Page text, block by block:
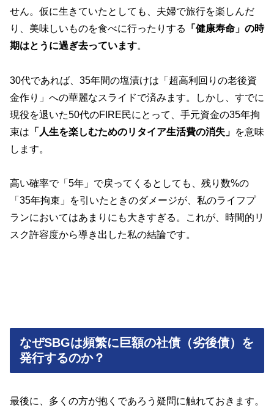
せん。仮に生きていたとしても、夫婦で旅行を楽しんだ
り、美味しいものを食べに行ったりする
「健康寿命」の時
期はとうに過ぎ去っています。
30代であれば、35年間の塩漬けは「超高利回りの老後資
金作り」への華麗なスライドで済みます。しかし、すでに
現役を退いた50代のFIRE民にとって、手元資金の35年拘
束は 「人生を楽しむためのリタイア生活費の消失」 を意味
します。
高い確率で「5年」で戻ってくるとしても、残り数%の
「35年拘束」を引いたときのダメージが、私のライフプ
ランにおいてはあまりにも大きすぎる。これが、時間的リ
スク許容度から導き出した私の結論です。
なぜSBGは頻繁に巨額の社債（劣後債）を
発行するのか？
最後に、多くの方が抱くであろう疑問に触れておきます。